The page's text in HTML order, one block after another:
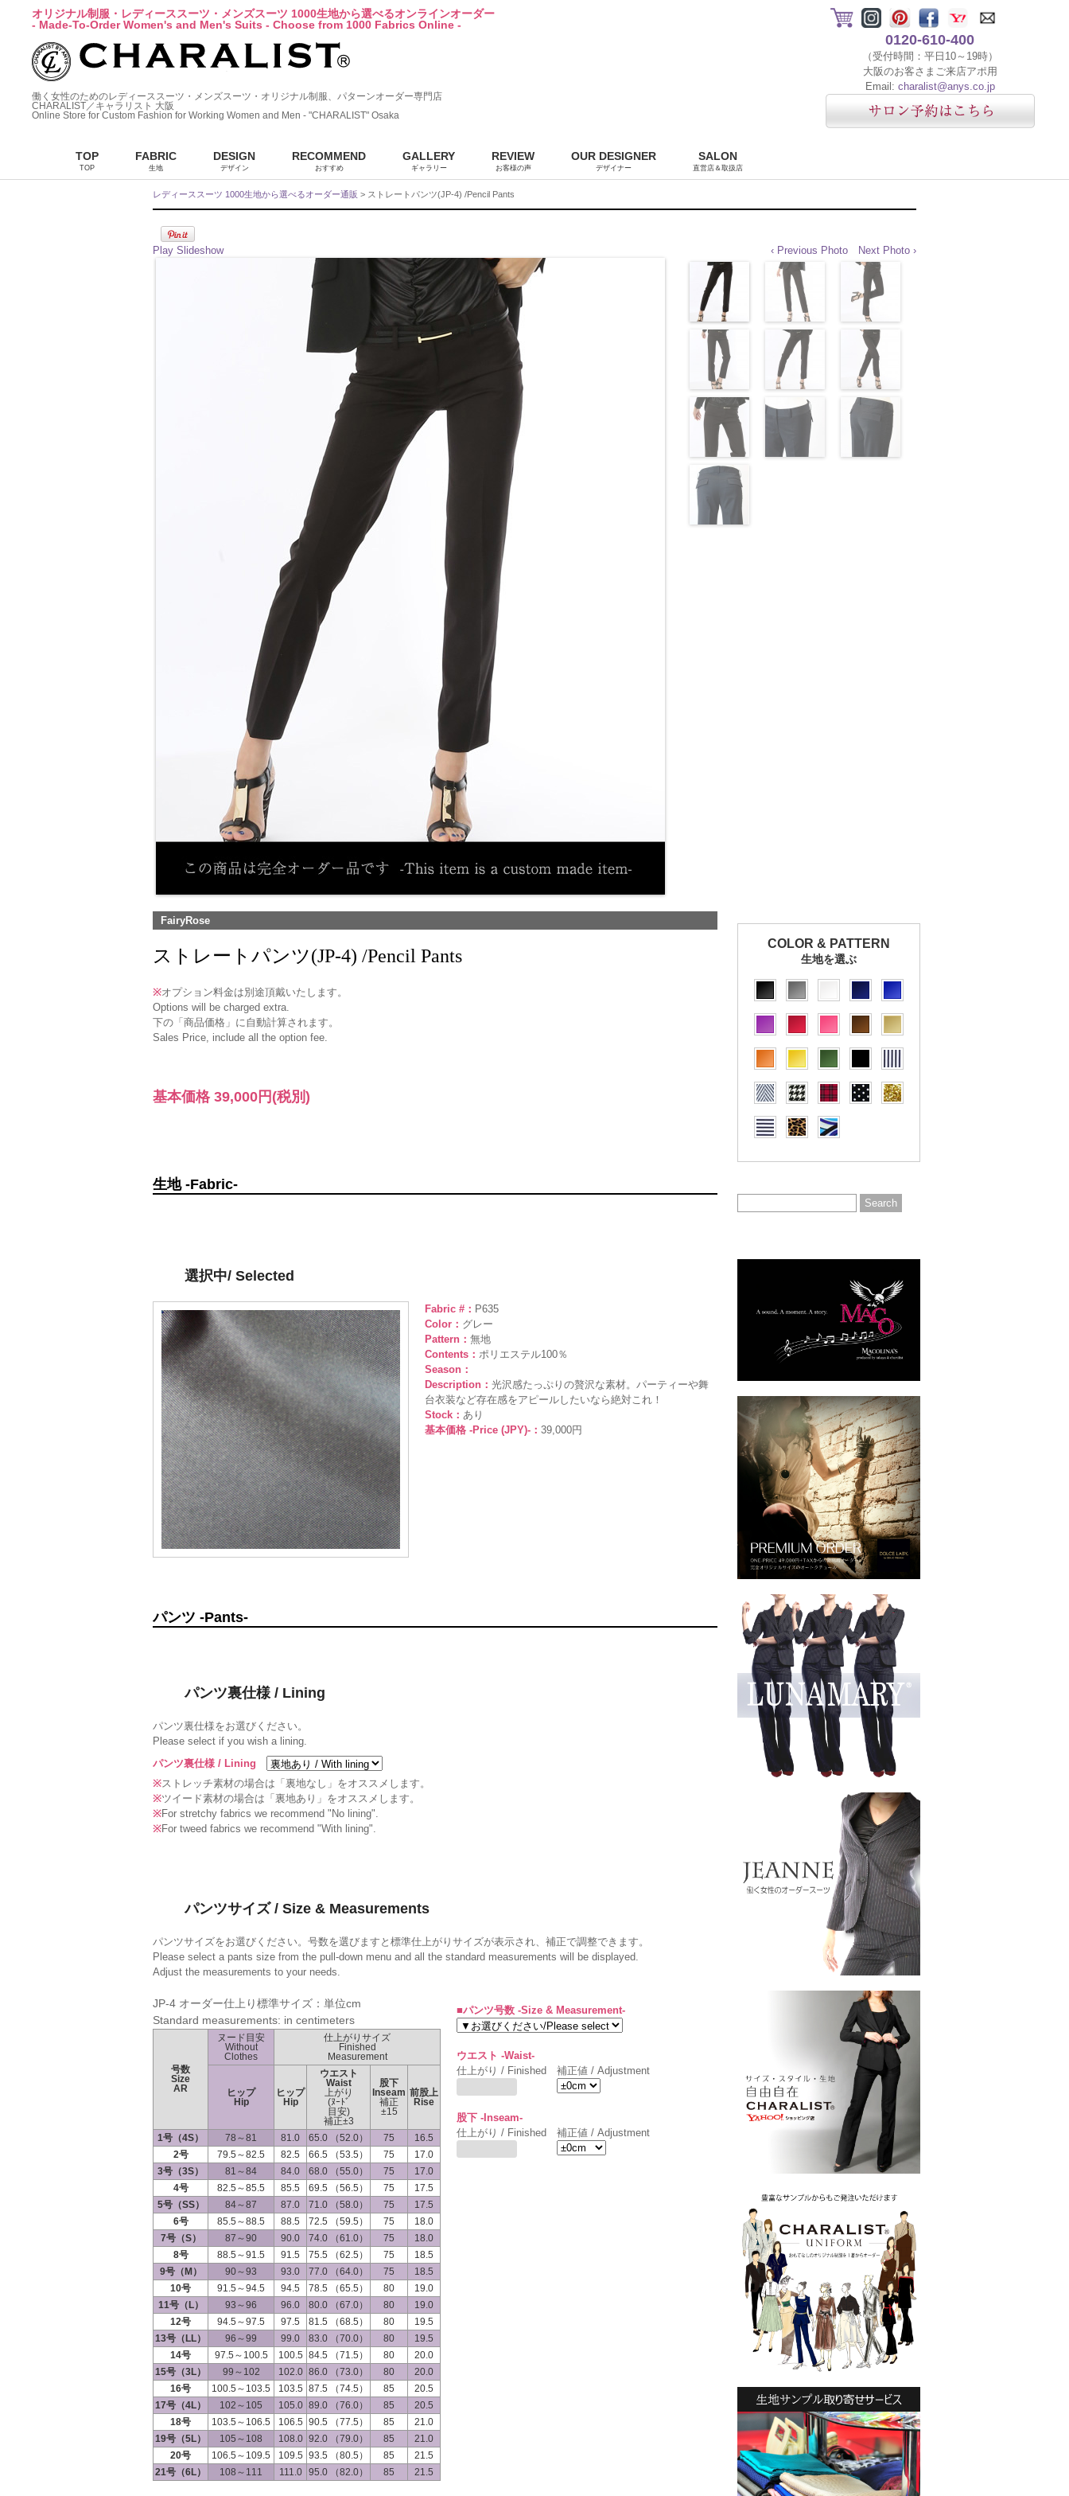
オリジナル制服・レディーススーツ・メンズスーツ 1000生地から選べるオンラインオーダー
- Made-To-Order Women's and Men's Suits - Choose from 1000 Fabrics Online -
働く女性のためのレディーススーツ・メンズスーツ・オリジナル制服、パターンオーダー専門店
CHARALIST／キャラリスト 大阪
Online Store for Custom Fashion for Working Women and Men - "CHARALIST" Osaka
0120-610-400
（受付時間：平日10～19時）
大阪のお客さまご来店アポ用
Email: charalist@anys.co.jp
TOP
TOP
FABRIC
生地
DESIGN
デザイン
RECOMMEND
おすすめ
GALLERY
ギャラリー
REVIEW
お客様の声
OUR DESIGNER
デザイナー
SALON
直営店＆取扱店
レディーススーツ 1000生地から選べるオーダー通販 > ストレートパンツ(JP-4) /Pencil Pants
Play Slideshow ‹ Previous Photo Next Photo ›
FairyRose
ストレートパンツ(JP-4) /Pencil Pants
※オプション料金は別途頂戴いたします。
Options will be charged extra.
下の「商品価格」に自動計算されます。
Sales Price, include all the option fee.
基本価格 39,000円 (税別)
生地 -Fabric-
選択中/ Selected
Fabric #： P635
Color： グレー
Pattern： 無地
Contents： ポリエステル100％
Season：
Description： 光沢感たっぷりの贅沢な素材。パーティーや舞
台衣装など存在感をアピールしたいなら絶対これ！
Stock： あり
基本価格 -Price (JPY)-： 39,000円
パンツ -Pants-
パンツ裏仕様 / Lining
パンツ裏仕様をお選びください。
Please select if you wish a lining.
パンツ裏仕様 / Lining
※ストレッチ素材の場合は「裏地なし」をオススメします。
※ツイード素材の場合は「裏地あり」をオススメします。
※For stretchy fabrics we recommend "No lining".
※For tweed fabrics we recommend "With lining".
パンツサイズ / Size & Measurements
パンツサイズをお選びください。号数を選びますと標準仕上がりサイズが表示され、補正で調整できます。
Please select a pants size from the pull-down menu and all the standard measurements will be displayed.
Adjust the measurements to your needs.
JP-4 オーダー仕上り標準サイズ：単位cm
Standard measurements: in centimeters
号数
Size
AR
ヌード目安
Without
Clothes
仕上がりサイズ
Finished
Measurement
ヒップ
Hip
ヒップ
Hip
ウエスト
Waist
上がり
(ﾇｰﾄﾞ
目安)
補正±3
股下
Inseam
補正
±15
前股上
Rise
1号（4S） 78～81 81.0 65.0 （52.0） 75
16.5
2号
79.5～82.5 82.5 66.5 （53.5） 75
17.0
3号（3S）
81～84 84.0 68.0 （55.0） 75
17.0
4号
82.5～85.5 85.5 69.5 （56.5） 75
17.5
5号（SS）
84～87 87.0 71.0 （58.0） 75
17.5
6号
85.5～88.5 88.5 72.5 （59.5） 75
18.0
7号（S）
87～90 90.0 74.0 （61.0） 75
18.0
8号
88.5～91.5 91.5 75.5 （62.5） 75
18.5
9号（M）
90～93 93.0 77.0 （64.0） 75
18.5
10号
91.5～94.5 94.5 78.5 （65.5） 80
19.0
11号（L）
93～96 96.0 80.0 （67.0） 80
19.0
12号
94.5～97.5 97.5 81.5 （68.5） 80
19.5
13号（LL）
96～99 99.0 83.0 （70.0） 80
19.5
14号
97.5～100.5 100.5 84.5 （71.5） 80
20.0
15号（3L）
99～102 102.0 86.0 （73.0） 80
20.0
16号
100.5～103.5 103.5 87.5 （74.5） 85
20.5
17号（4L）
102～105 105.0 89.0 （76.0） 85
20.5
18号
103.5～106.5 106.5 90.5 （77.5） 85
21.0
19号（5L）
105～108 108.0 92.0 （79.0） 85
21.0
20号
106.5～109.5 109.5 93.5 （80.5） 85
21.5
21号（6L）
108～111 111.0 95.0 （82.0） 85 21.5
■パンツ号数 -Size & Measurement-
ウエスト -Waist-
仕上がり / Finished
補正値 / Adjustment
股下 -Inseam-
仕上がり / Finished
補正値 / Adjustment
COLOR & PATTERN
生地を選ぶ